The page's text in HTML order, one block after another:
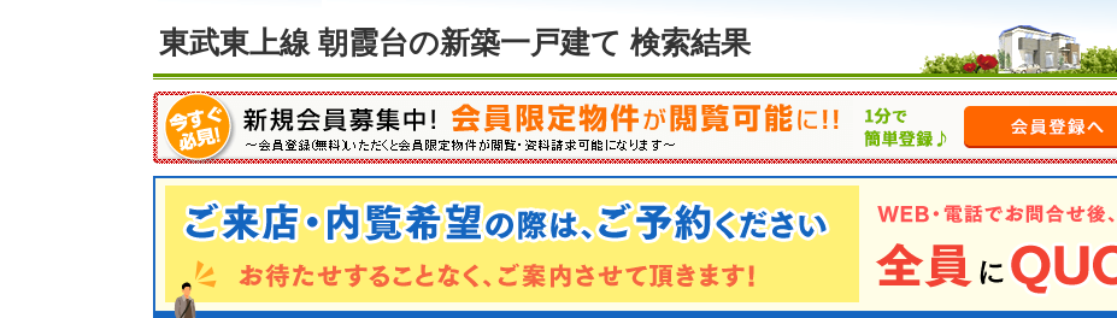
東武東上線 朝霞台の新築一戸建て 検索結果